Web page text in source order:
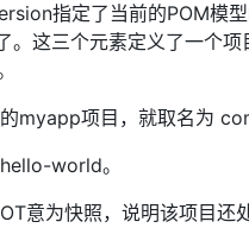
指定了当前的POM模
这三个元素定义了一个项
myapp项目，就取名为
world。
意为快照，说明该项目还